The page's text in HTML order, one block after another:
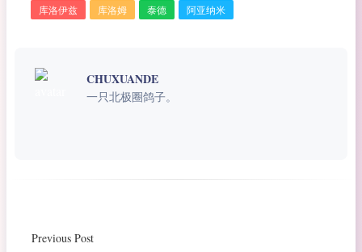
库洛伊兹 库洛姆 泰德 阿亚纳米
CHUXUANDE
一只北极圈鸽子。
Previous Post